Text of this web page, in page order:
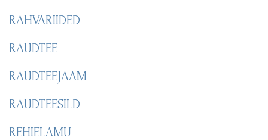
RAHVARIIDED
RAUDTEE
RAUDTEEJAAM
RAUDTEESILD
REHIELAMU